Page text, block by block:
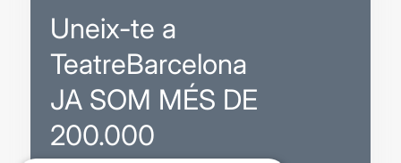
Uneix-te a
TeatreBarcelona
JA SOM MÉS DE
200.000